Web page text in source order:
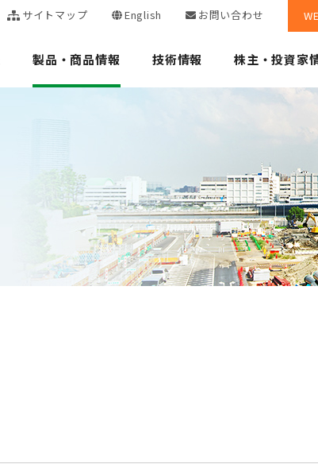
サイトマップ English お問い合わせ
製品・商品情報 技術情報 株主・投資家